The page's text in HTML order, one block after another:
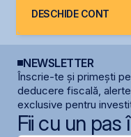
DESCHIDE CONT
NEWSLETTER
Înscrie-te și primești
deducere fiscală,
exclusive pentru
Fii cu un pas